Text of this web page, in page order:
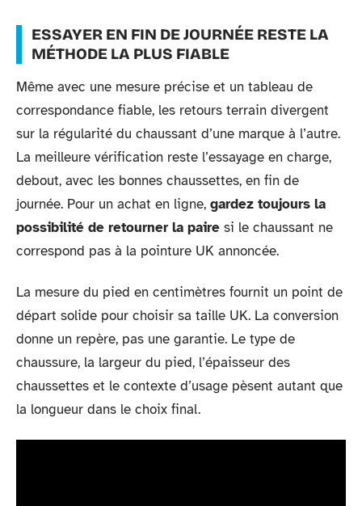
ESSAYER EN FIN DE JOURNÉE RESTE LA
MÉTHODE LA PLUS FIABLE
Même avec une mesure précise et un tableau de
correspondance fiable, les retours terrain divergent
sur la régularité du chaussant d’une marque à l’autre.
La meilleure vérification reste l’essayage en charge,
debout, avec les bonnes chaussettes, en fin de
journée. Pour un achat en ligne, gardez toujours la
possibilité de retourner la paire si le chaussant ne
correspond pas à la pointure UK annoncée.
La mesure du pied en centimètres fournit un point de
départ solide pour choisir sa taille UK. La conversion
donne un repère, pas une garantie. Le type de
chaussure, la largeur du pied, l’épaisseur des
chaussettes et le contexte d’usage pèsent autant que
la longueur dans le choix final.